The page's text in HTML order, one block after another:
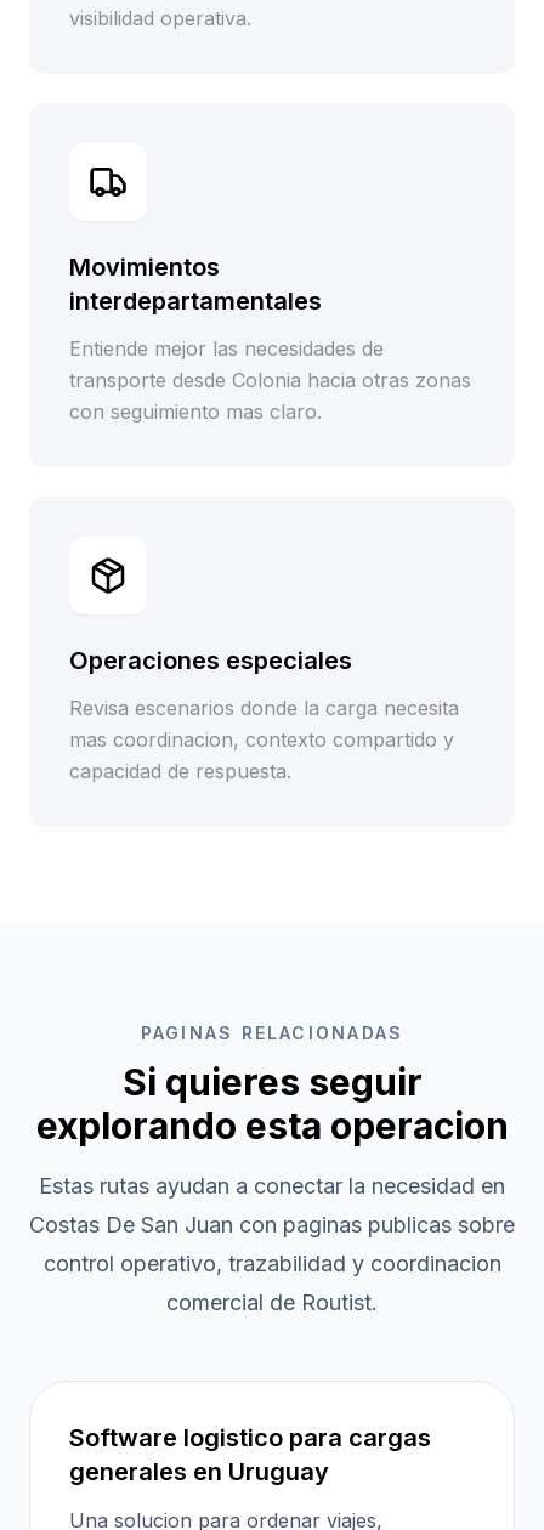
visibilidad operativa.
Movimientos
interdepartamentales
Entiende mejor las necesidades de
transporte desde Colonia hacia otras zonas
con seguimiento mas claro.
Operaciones especiales
Revisa escenarios donde la carga necesita
mas coordinacion, contexto compartido y
capacidad de respuesta.
PAGINAS RELACIONADAS
Si quieres seguir
explorando esta operacion
Estas rutas ayudan a conectar la necesidad en
Costas De San Juan con paginas publicas sobre
control operativo, trazabilidad y coordinacion
comercial de Routist.
Software logistico para cargas
generales en Uruguay
Una solucion para ordenar viajes,